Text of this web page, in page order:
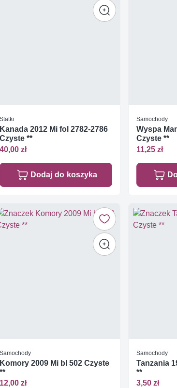
Statki
Kanada 2012 Mi fol 2782-2786
Czyste **
40,00 zł
Dodaj do koszyka
Samochody
Wyspa
Czyste **
11,25 zł
Samochody
Komory 2009 Mi bl 502 Czyste
**
12,00 zł
Samochody
Tanzania
**
3,50 zł